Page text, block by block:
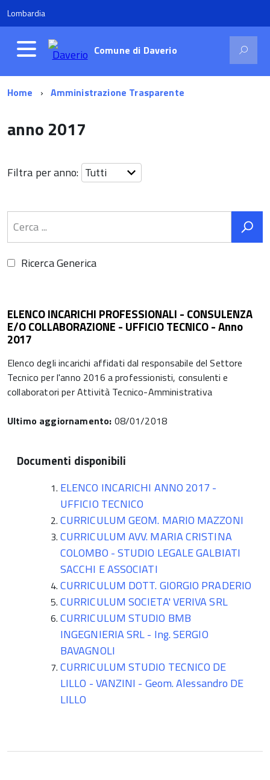
Lombardia
Comune di Daverio
Home Amministrazione Trasparente
anno 2017
Filtra per anno:
Ricerca Generica
ELENCO INCARICHI PROFESSIONALI - CONSULENZA
E/O COLLABORAZIONE - UFFICIO TECNICO - Anno
2017
Elenco degli incarichi affidati dal responsabile del Settore
Tecnico per l'anno 2016 a professionisti, consulenti e
collaboratori per Attività Tecnico-Amministrativa
Ultimo aggiornamento: 08/01/2018
Documenti disponibili
ELENCO INCARICHI ANNO 2017 -
UFFICIO TECNICO
CURRICULUM GEOM. MARIO MAZZONI
CURRICULUM AVV. MARIA CRISTINA
COLOMBO - STUDIO LEGALE GALBIATI
SACCHI E ASSOCIATI
CURRICULUM DOTT. GIORGIO PRADERIO
CURRICULUM SOCIETA' VERIVA SRL
CURRICULUM STUDIO BMB
INGEGNIERIA SRL - Ing. SERGIO
BAVAGNOLI
CURRICULUM STUDIO TECNICO DE
LILLO - VANZINI - Geom. Alessandro DE
LILLO